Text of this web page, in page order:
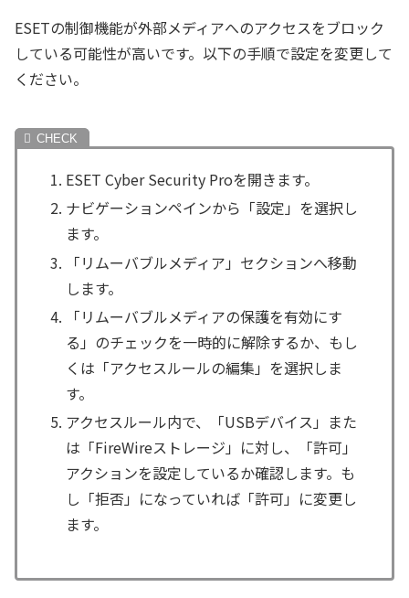
ESETの制御機能が外部メディアへのアクセスをブロック
している可能性が高いです。以下の手順で設定を変更して
ください。
ESET Cyber Security Proを開きます。
ナビゲーションペインから「設定」を選択し
ます。
「リムーバブルメディア」セクションへ移動
します。
「リムーバブルメディアの保護を有効にす
る」のチェックを一時的に解除するか、もし
くは「アクセスルールの編集」を選択しま
す。
アクセスルール内で、「USBデバイス」また
は「FireWireストレージ」に対し、「許可」
アクションを設定しているか確認します。も
し「拒否」になっていれば「許可」に変更し
ます。